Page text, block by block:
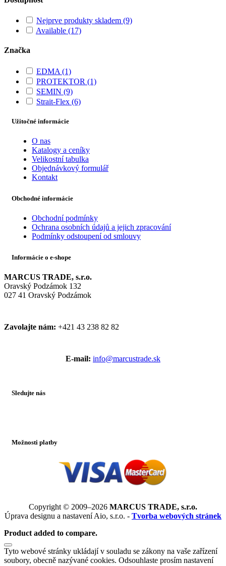
Nejprve produkty skladem (9)
Available (17)
Značka
EDMA (1)
PROTEKTOR (1)
SEMIN (9)
Strait-Flex (6)
Užitočné informácie
O nas
Katalogy a ceníky
Velikostní tabulka
Objednávkový formulář
Kontakt
Obchodné informácie
Obchodní podmínky
Ochrana osobních údajů a jejich zpracování
Podmínky odstoupení od smlouvy
Informácie o e-shope
MARCUS TRADE, s.r.o.
Oravský Podzámok 132
027 41 Oravský Podzámok
Zavolajte nám: +421 43 238 82 82
E-mail: info@marcustrade.sk
Sledujte nás
Možnosti platby
Copyright © 2009–2026 MARCUS TRADE, s.r.o.
Úprava designu a nastavení Aio, s.r.o. - Tvorba webových stránek
Product added to compare.
Tyto webové stránky ukládají v souladu se zákony na vaše zařízení
soubory, obecně nazývané cookies. Odsouhlaste prosím nastavení